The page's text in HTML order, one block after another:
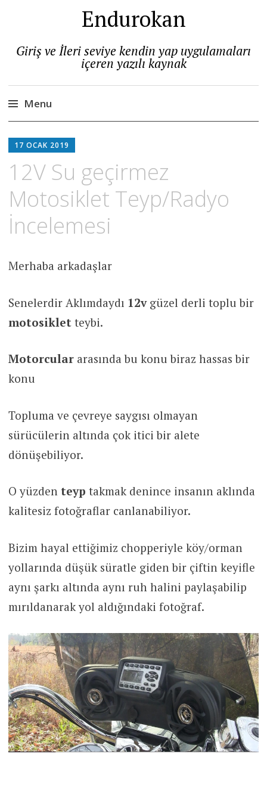
Endurokan
Giriş ve İleri seviye kendin yap uygulamaları
içeren yazılı kaynak
Menu
to
17 OCAK 2019
12V Su geçirmez
Motosiklet Teyp/Radyo
İncelemesi
Merhaba arkadaşlar
Senelerdir Aklımdaydı 12vgüzel derli toplu bir
motosikletteybi.
Motorculararasında bu konu biraz hassas bir
konu
Topluma ve çevreye saygısı olmayan
sürücülerin altında çok itici bir alete
dönüşebiliyor.
O yüzden teyp takmak denince insanın aklında
kalitesiz fotoğraflar canlanabiliyor.
Bizim hayal ettiğimiz chopperiyle köy/orman
yollarında düşük süratle giden bir çiftin keyifle
aynı şarkı altında aynı ruh halini paylaşabilip
mırıldanarak yol aldığındaki fotoğraf.